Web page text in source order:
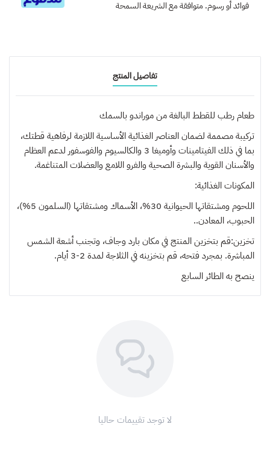
فوائد أو رسوم. متوافقة مع الشريعة السمحة
تفاصيل المنتج
طعام رطب للقطط البالغة من موراندو بالسمك
تركيبة مصممة لضمان العناصر الغذائية الأساسية اللازمة لرفاهية قطتك،
بما في ذلك الفيتامينات وأوميغا 3 والكالسيوم والفوسفور لدعم العظام
والأسنان القوية والبشرة الصحية والفرو اللامع والعضلات المتناغمة.
المكونات الغذائية:
اللحوم ومشتقاتها الحيوانية 30%، الأسماك ومشتقاتها (السلمون 5%)،
الحبوب، المعادن..
تخزين:قم بتخزين المنتج في مكان بارد وجاف، وتجنب أشعة الشمس
المباشرة. بمجرد فتحه، قم بتخزينه في الثلاجة لمدة 2-3 أيام.
ينصح بهالطائر السابع
لا توجد تقييمات حاليا